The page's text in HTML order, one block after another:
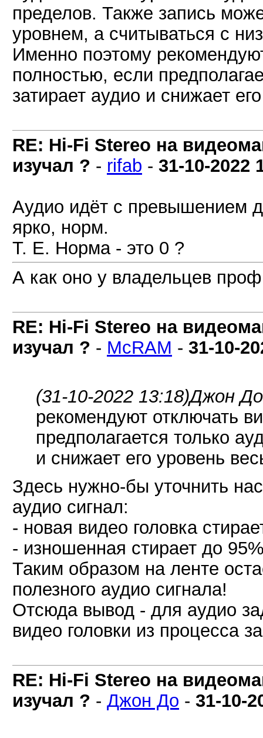
пределов. Также запись
уровнем, а считываться с
Именно поэтому
полностью, если
затирает аудио и снижает
RE: Hi-Fi Stereo на
изучал ? - rifab - 31-10-2022
Аудио идёт с превышением
ярко, норм.
Т. Е. Норма - это 0 ?
А как оно у владельцев
RE: Hi-Fi Stereo на
изучал ? - McRAM - 31-10-
(31-10-2022 13:18)Джон
рекомендуют отключать
предполагается только
и снижает его уровень
Здесь нужно-бы уточнить
аудио сигнал:
- новая видео головка
- изношенная стирает до
Таким образом на ленте
полезного аудио сигнала!
Отсюда вывод - для аудио
видео головки из процесса
RE: Hi-Fi Stereo на
изучал ? - Джон До - 31-10-